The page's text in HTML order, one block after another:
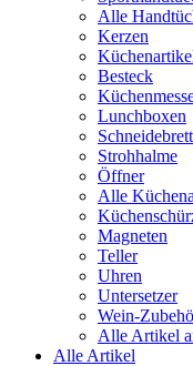
Alle
Kerzen
Besteck
Lunchboxen
Strohhalme
Öffner
Alle
Magneten
Teller
Uhren
Untersetzer
Wein-
Alle Artikel
Alle Artikel